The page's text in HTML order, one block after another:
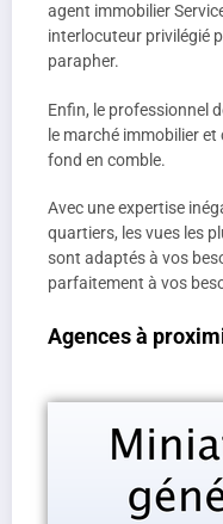
agent immobilier
interlocuteur privilégié
parapher.
Enfin, le professionnel
le marché immobilier
fond en comble.
Avec une expertise
quartiers, les vues les
sont adaptés à vos
parfaitement à vos
Agences à